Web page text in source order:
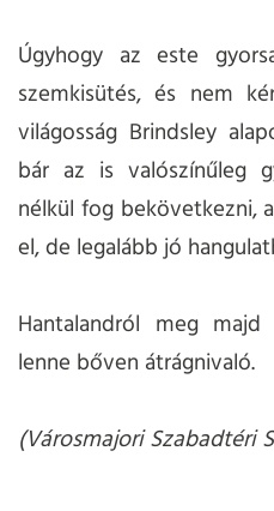
Úgyhogy az este
szemkisütés, és nem
világosság Brindsley
bár az is valószínűleg
nélkül fog bekövetkezni,
el, de legalább jó
Hantalandról meg
lenne bőven átrágnivaló.
(Városmajori Szabadtéri